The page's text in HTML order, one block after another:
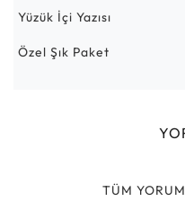
Yüzük İçi Yazısı
Özel Şık Paket
TÜM